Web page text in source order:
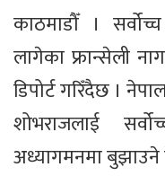
काठमाडौँ ।
लागेका फ्रान्सेली
डिपोर्ट गरिँदैछ ।
शोभराजलाई
अध्यागमनमा बुझाउने